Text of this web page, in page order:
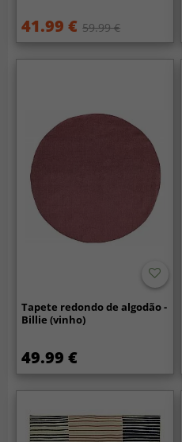
41.99 € 59.99 €
Tapete redondo de algodão -
Billie (vinho)
49.99 €